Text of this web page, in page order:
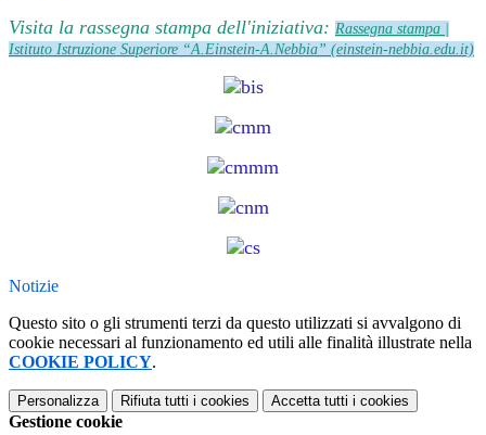
Visita la rassegna stampa dell'iniziativa: Rassegna stampa |
Istituto Istruzione Superiore “A.Einstein-A.Nebbia” (einstein-nebbia.edu.it)
Notizie
Questo sito o gli strumenti terzi da questo utilizzati si avvalgono di
cookie necessari al funzionamento ed utili alle finalità illustrate nella
COOKIE POLICY.
Personalizza Rifiuta tutti i cookies Accetta tutti i cookies
Gestione cookie